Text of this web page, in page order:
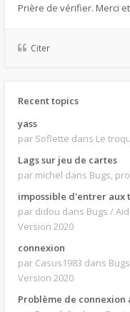
Prière de vérifier. Merci
Citer
Recent topics
yass
par Soflette dans Le
Lags sur jeu de cartes
par michel dans Bugs,
impossible
par didou dans Bugs /
Version 2020
connexion
par Casus1983 dans
Version 2020
Problème de connexion